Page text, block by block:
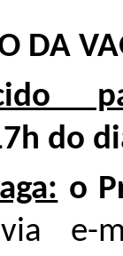
DA
do
o
e-